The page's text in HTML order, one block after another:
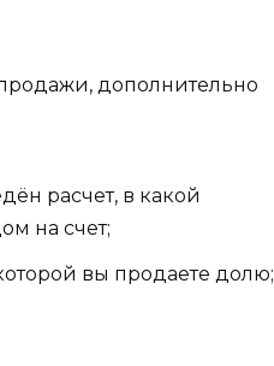
дополнительно
расчет, в какой
на счет;
вы продаете долю;